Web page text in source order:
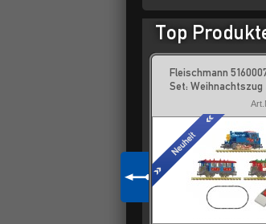
Top
Fleischmann
Set: Weihnachtszug